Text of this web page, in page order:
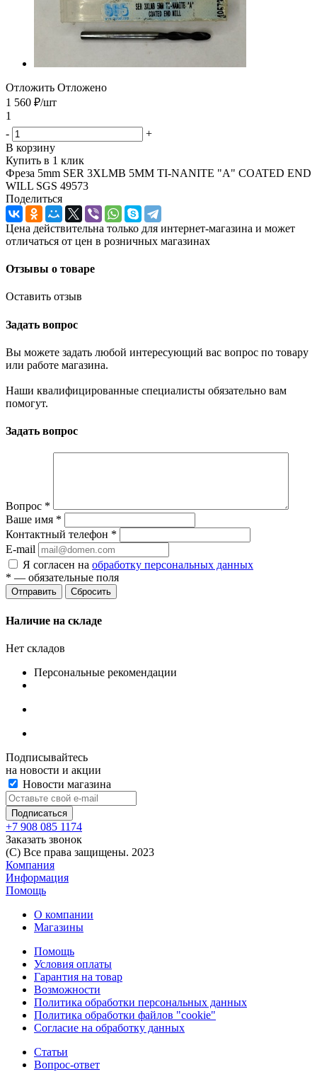
Отложить Отложено
1 560 ₽/шт
1
-
+
В корзину
Купить в 1 клик
Фреза 5mm SER 3XLMB 5MM TI-NANITE "A" COATED END
WILL SGS 49573
Поделиться
Цена действительна только для интернет-магазина и может
отличаться от цен в розничных магазинах
Отзывы о товаре
Оставить отзыв
Задать вопрос
Вы можете задать любой интересующий вас вопрос по товару
или работе магазина.
Наши квалифицированные специалисты обязательно вам
помогут.
Задать вопрос
Вопрос *
Ваше имя *
Контактный телефон *
E-mail
Я согласен на обработку персональных данных
* — обязательные поля
Сбросить
Наличие на складе
Нет складов
Персональные рекомендации
Подписывайтесь
на новости и акции
Новости магазина
+7 908 085 1174
Заказать звонок
(C) Все права защищены. 2023
Компания
Информация
Помощь
О компании
Магазины
Помощь
Условия оплаты
Гарантия на товар
Возможности
Политика обработки персональных данных
Политика обработки файлов "cookie"
Согласие на обработку данных
Статьи
Вопрос-ответ